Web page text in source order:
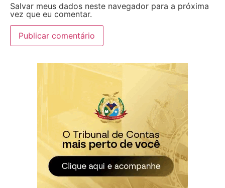
Salvar meus dados neste navegador para a próxima
vez que eu comentar.